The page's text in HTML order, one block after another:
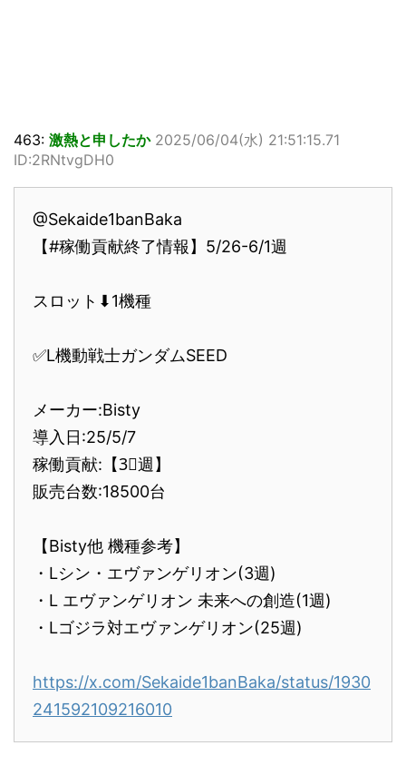
463: 激熱と申したか 2025/06/04(水) 21:51:15.71
ID:2RNtvgDH0
@Sekaide1banBaka
【#稼働貢献終了情報】5/26-6/1週
スロット⬇1機種
✅L機動戦士ガンダムSEED
メーカー:Bisty
導入日:25/5/7
稼働貢献:【3⃣週】
販売台数:18500台
【Bisty他 機種参考】
・Lシン・エヴァンゲリオン(3週)
・L エヴァンゲリオン 未来への創造(1週)
・Lゴジラ対エヴァンゲリオン(25週)
https://x.com/Sekaide1banBaka/status/1930
241592109216010